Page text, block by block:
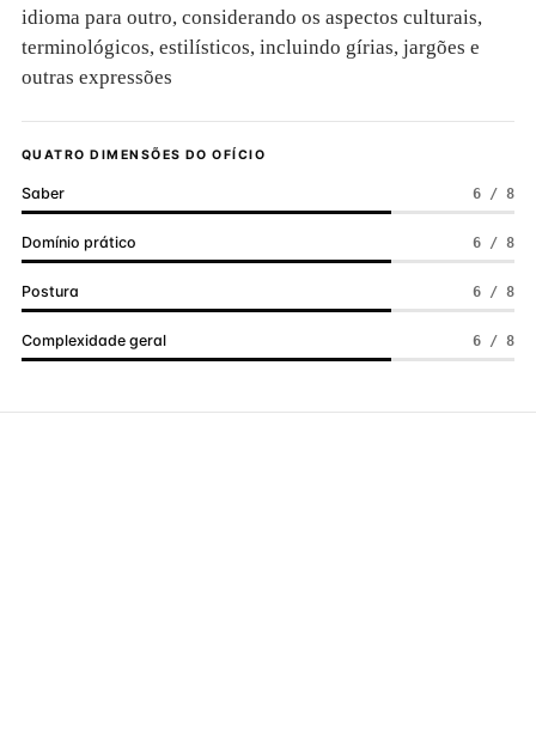
idioma para outro, considerando os aspectos culturais,
terminológicos, estilísticos, incluindo gírias, jargões e
outras expressões
QUATRO DIMENSÕES DO OFÍCIO
Saber 6 / 8
Domínio prático 6 / 8
Postura 6 / 8
Complexidade geral 6 / 8